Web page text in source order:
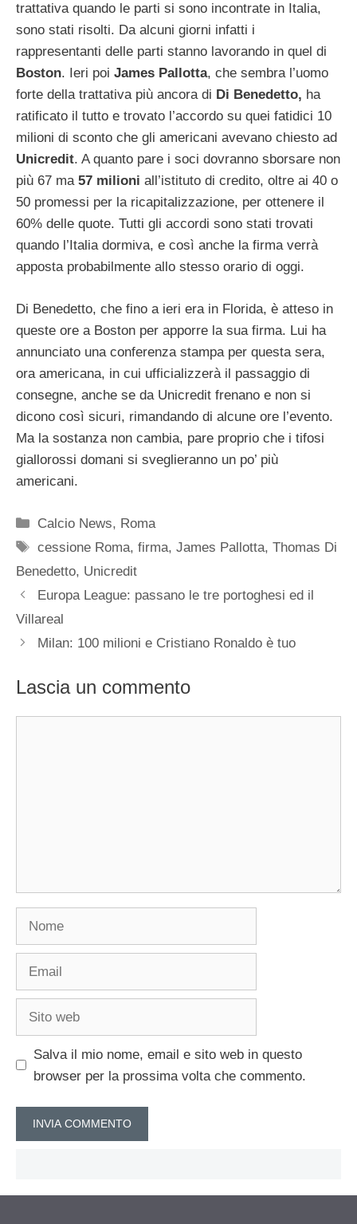
trattativa quando le parti si sono incontrate in Italia,
sono stati risolti. Da alcuni giorni infatti i
rappresentanti delle parti stanno lavorando in quel di
Boston. Ieri poi James Pallotta, che sembra l’uomo
forte della trattativa più ancora di Di Benedetto, ha
ratificato il tutto e trovato l’accordo su quei fatidici 10
milioni di sconto che gli americani avevano chiesto ad
Unicredit. A quanto pare i soci dovranno sborsare non
più 67 ma 57 milioni all’istituto di credito, oltre ai 40 o
50 promessi per la ricapitalizzazione, per ottenere il
60% delle quote. Tutti gli accordi sono stati trovati
quando l’Italia dormiva, e così anche la firma verrà
apposta probabilmente allo stesso orario di oggi.
Di Benedetto, che fino a ieri era in Florida, è atteso in
queste ore a Boston per apporre la sua firma. Lui ha
annunciato una conferenza stampa per questa sera,
ora americana, in cui ufficializzerà il passaggio di
consegne, anche se da Unicredit frenano e non si
dicono così sicuri, rimandando di alcune ore l’evento.
Ma la sostanza non cambia, pare proprio che i tifosi
giallorossi domani si sveglieranno un po’ più
americani.
Categorie
Calcio News, Roma
Tag
cessione Roma,firma,James Pallotta,Thomas Di
Benedetto, Unicredit
Europa League: passano le tre portoghesi ed il
Villareal
Milan: 100 milioni e Cristiano Ronaldo è tuo
Lascia un commento
Salva il mio nome, email e sito web in questo
browser per la prossima volta che commento.